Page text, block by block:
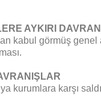
AYKIRI
kabul görmüş
kurumlara karşı